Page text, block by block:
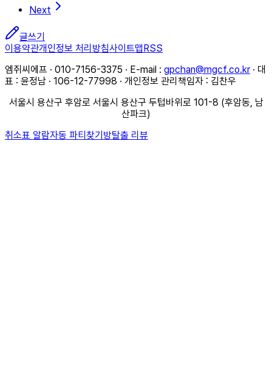
Next
글쓰기
이용약관개인정보 처리방침사이트맵 RSS
엠쥐씨에프 · 010-7156-3375 · E-mail : gpchan@mgcf.co.kr · 대
표 : 윤정남 · 106-12-77998 · 개인정보 관리책임자 : 김찬우
서울시 용산구 후암로 서울시 용산구 두텁바위로 101-8 (후암동, 남
산파크)
취소표 알람자동 파티찾기 방탈출 리뷰